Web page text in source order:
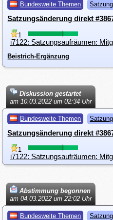
Bundesweite Themen
Satzungsänderung direkt
1
i7122: Satzungsaufräumen:
Beistrich-Ergänzung
Diskussion gestartet
am 10.03.2022 um 02:34 Uhr
Bundesweite Themen
Satzungsänderung direkt
1
i7122: Satzungsaufräumen:
Abstimmung begonnen
am 04.03.2022 um 22:02 Uhr
Bundesweite Themen